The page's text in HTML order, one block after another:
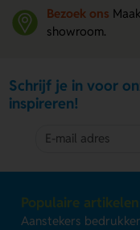
Bezoek ons
showroom.
Schrijf je in voor
inspireren!
Populaire artikelen
Aanstekers